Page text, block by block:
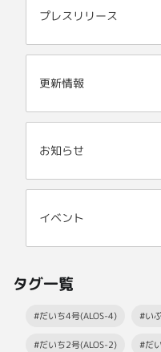
プレスリリース
更新情報
お知らせ
イベント
タグ一覧
#だいち4号(ALOS-4) #い
#だいち2号(ALOS-2) #だ